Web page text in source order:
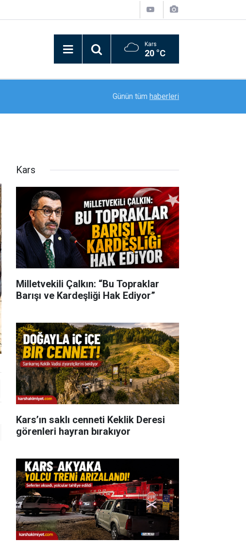
Kars
20 °C
Yanan araçtan çıkarak son anda kurtuldular
Günün tüm haberleri
Kars
Milletvekili Çalkın: “Bu Topraklar
Barışı ve Kardeşliği Hak Ediyor”
Kars’ın saklı cenneti Keklik Deresi
görenleri hayran bırakıyor